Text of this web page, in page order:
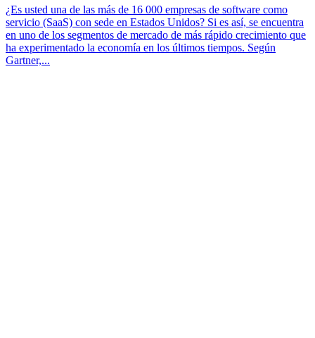
¿Es usted una de las más de 16 000 empresas de software como
servicio (SaaS) con sede en Estados Unidos? Si es así, se encuentra
en uno de los segmentos de mercado de más rápido crecimiento que
ha experimentado la economía en los últimos tiempos. Según
Gartner,...